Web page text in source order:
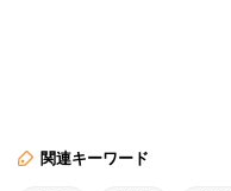
関連キーワード